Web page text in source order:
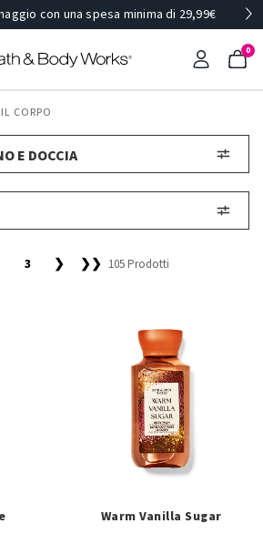
con una spesa minima di 29,99€
0
CORPO
E DOCCIA
3 ❯ ❯❯ 105 Prodotti
Warm Vanilla Sugar